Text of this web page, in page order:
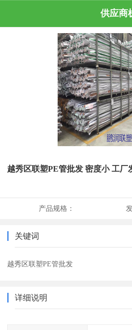
供应商
越秀区联塑PE管批发 密度小 工厂
产品规格：
关键词
越秀区联塑PE管批发
详细说明